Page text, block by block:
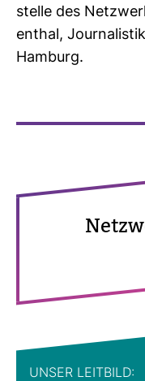
stelle des
en­thal,
Ham­burg.
UNSER LEIT­BILD: